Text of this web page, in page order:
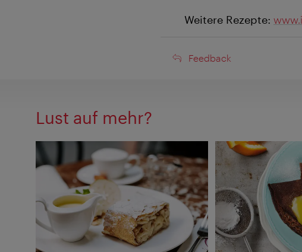
Weitere Rezepte:
Feedback
Feedback
Lust auf mehr?